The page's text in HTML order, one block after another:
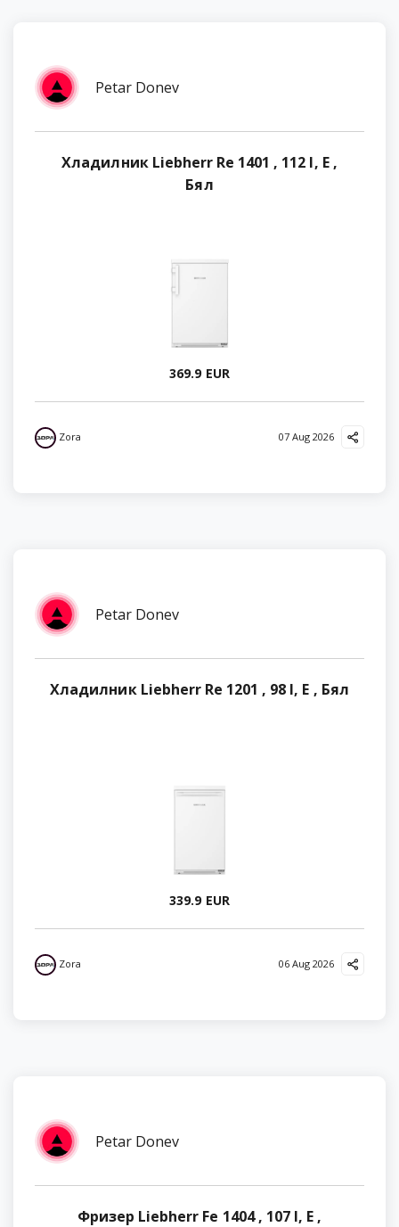
Petar Donev
Хладилник Liebherr Re 1401 , 112 l, E ,
Бял
369.9 EUR
Zora 07 Aug 2026
Petar Donev
Хладилник Liebherr Re 1201 , 98 l, E , Бял
339.9 EUR
Zora 06 Aug 2026
Petar Donev
Фризер Liebherr Fe 1404 , 107 l, E ,